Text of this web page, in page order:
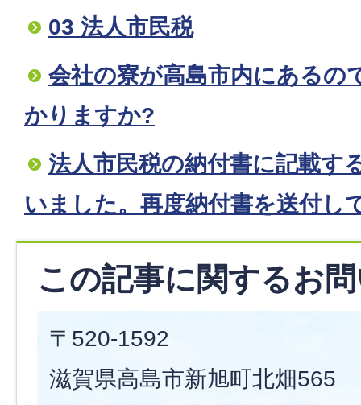
03 法人市民税
会社の寮が高島市内にあるの
かりますか?
法人市民税の納付書に記載す
いました。再度納付書を送付し
この記事に関するお
〒520-1592
滋賀県高島市新旭町北畑565